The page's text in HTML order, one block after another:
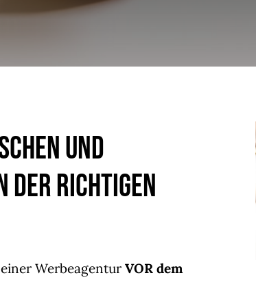
und
der richtigen
Werbeagentur VOR dem